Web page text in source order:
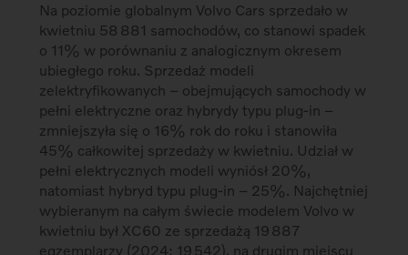
Na poziomie globalnym Volvo Cars sprzedało w
kwietniu 58 881 samochodów, co stanowi spadek
o 11% w porównaniu z analogicznym okresem
ubiegłego roku. Sprzedaż modeli
zelektryfikowanych – obejmujących samochody w
pełni elektryczne oraz hybrydy typu plug-in –
zmniejszyła się o 16% rok do roku i stanowiła
45% całkowitej sprzedaży w kwietniu. Udział w
pełni elektrycznych modeli wyniósł 20%,
natomiast hybryd typu plug-in – 25%. Najchętniej
wybieranym na całym świecie modelem Volvo w
kwietniu był XC60 ze sprzedażą 19 887
egzemplarzy (2024: 19 542), na drugim miejscu